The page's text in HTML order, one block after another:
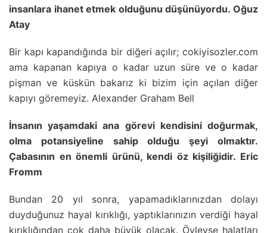
insanlara ihanet etmek olduğunu düşünüyordu. Oğuz
Atay
Bir kapı kapandığında bir diğeri açılır; cokiyisozler.com
ama kapanan kapıya o kadar uzun süre ve o kadar
pişman ve küskün bakarız ki bizim için açılan diğer
kapıyı göremeyiz. Alexander Graham Bell
İnsanın yaşamdaki ana görevi kendisini doğurmak,
olma potansiyeline sahip olduğu şeyi olmaktır.
Çabasının en önemli ürünü, kendi öz kişiliğidir. Eric
Fromm
Bundan 20 yıl sonra, yapamadıklarınızdan dolayı
duyduğunuz hayal kırıklığı, yaptıklarınızın verdiği hayal
kırıklığından çok daha büyük olacak. Öyleyse halatları